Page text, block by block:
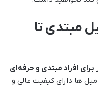
مبتدی تا
افراد مبتدی و حرفه‌ای
ها دارای کیفیت عالی و